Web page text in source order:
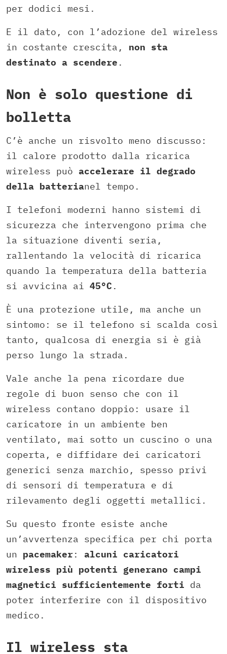
per dodici mesi.
E il dato, con l’adozione del wireless
in costante crescita, non sta
destinato a scendere .
Non è solo questione di
bolletta
C’è anche un risvolto meno discusso:
il calore prodotto dalla ricarica
wireless può accelerare il degrado
della batterianel tempo.
I telefoni moderni hanno sistemi di
sicurezza che intervengono prima che
la situazione diventi seria,
rallentando la velocità di ricarica
quando la temperatura della batteria
si avvicina ai 45°C .
È una protezione utile, ma anche un
sintomo: se il telefono si scalda così
tanto, qualcosa di energia si è già
perso lungo la strada.
Vale anche la pena ricordare due
regole di buon senso che con il
wireless contano doppio: usare il
caricatore in un ambiente ben
ventilato, mai sotto un cuscino o una
coperta, e diffidare dei caricatori
generici senza marchio, spesso privi
di sensori di temperatura e di
rilevamento degli oggetti metallici.
Su questo fronte esiste anche
un’avvertenza specifica per chi porta
un pacemaker : alcuni caricatori
wireless più potenti generano campi
magnetici sufficientemente forti da
poter interferire con il dispositivo
medico.
Il wireless sta